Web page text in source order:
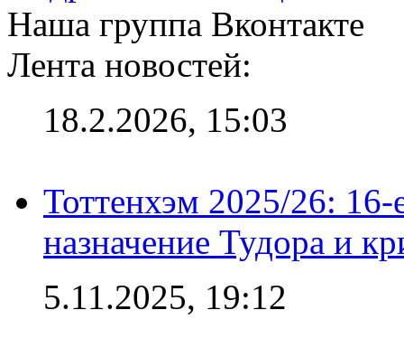
Наша группа Вконтакте
Лента новостей:
18.2.2026, 15:03
Тоттенхэм 2025/26:
назначение Тудора и
5.11.2025, 19:12